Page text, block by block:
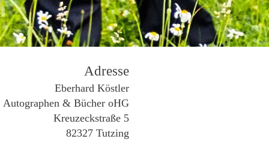
Adresse
Eberhard Köstler
Autographen & Bücher oHG
Kreuzeckstraße 5
82327 Tutzing